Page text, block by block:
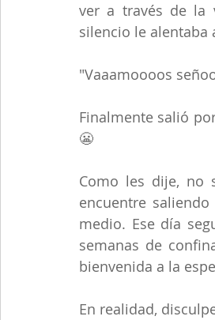
ver a través de
silencio le alentaba
"Vaaamoooos
Finalmente salió
😬
Como les dije, no
encuentre
medio. Ese día
semanas de
bienvenida a la
En realidad,